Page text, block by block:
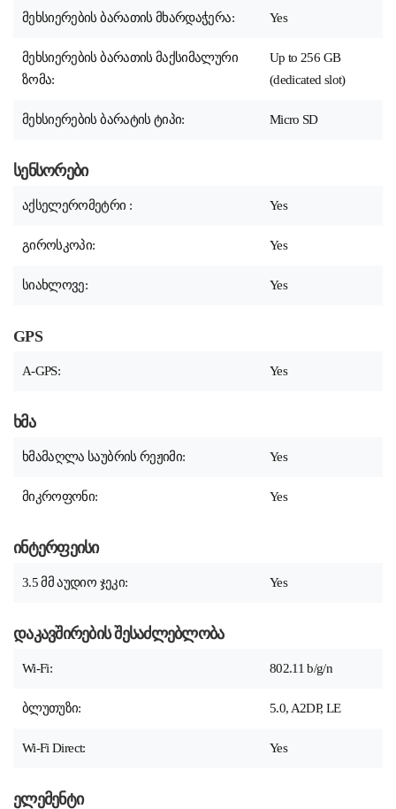
მეხსიერების ბარათის მხარდაჭერა: Yes
მეხსიერების ბარათის მაქსიმალური
ზომა:
Up to 256 GB
(dedicated slot)
მეხსიერების ბარატის ტიპი: Micro SD
სენსორები
აქსელერომეტრი : Yes
გიროსკოპი: Yes
სიახლოვე: Yes
GPS
A-GPS: Yes
ხმა
ხმამაღლა საუბრის რეჟიმი: Yes
მიკროფონი: Yes
ინტერფეისი
3.5 მმ აუდიო ჯეკი: Yes
დაკავშირების შესაძლებლობა
Wi-Fi: 802.11 b/g/n
ბლუთუზი: 5.0, A2DP, LE
Wi-Fi Direct: Yes
ელემენტი